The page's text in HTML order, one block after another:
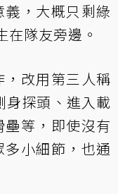
，大概只剩綠
隊友旁邊。
改用第三人稱
身探頭、進入載
壘等，即使沒有
小細節，也通